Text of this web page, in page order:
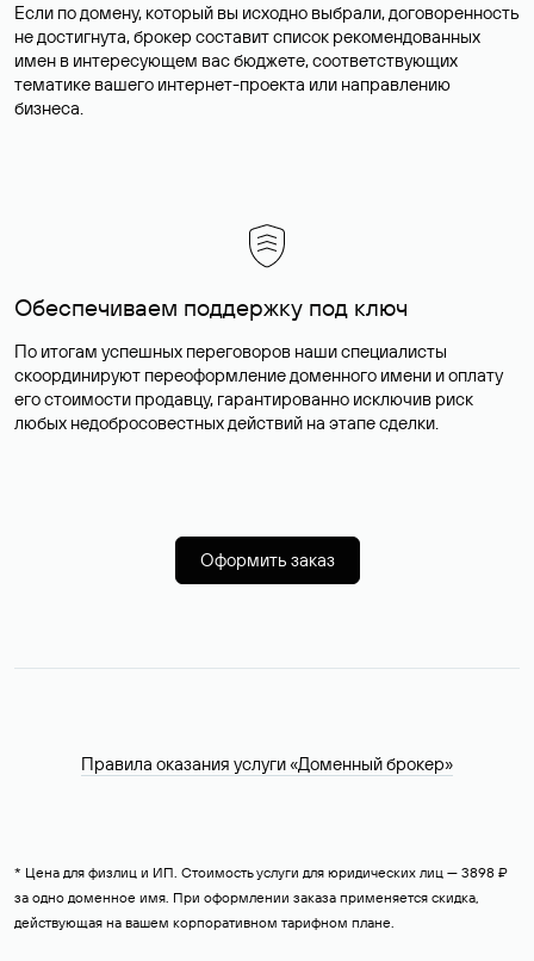
Если по домену, который вы исходно выбрали, договоренность
не достигнута, брокер составит список рекомендованных
имен в интересующем вас бюджете, соответствующих
тематике вашего интернет-проекта или направлению
бизнеса.
Обеспечиваем поддержку под ключ
По итогам успешных переговоров наши специалисты
скоординируют переоформление доменного имени и оплату
его стоимости продавцу, гарантированно исключив риск
любых недобросовестных действий на этапе сделки.
Оформить заказ
Правила оказания услуги «Доменный брокер»
* Цена для физлиц и ИП. Стоимость услуги для юридических лиц — 3898 ₽
за одно доменное имя. При оформлении заказа применяется скидка,
действующая на вашем корпоративном тарифном плане.